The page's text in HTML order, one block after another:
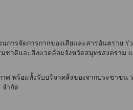
ารจัดการกากของเสียและสารอันตราย ร่
ชาติและสิ่งแวดล้อมจังหวัดสมุทรสงคราม
ศ พร้อมทั้งรับบริจาคสิ่งของจากประชาช
จำกัด